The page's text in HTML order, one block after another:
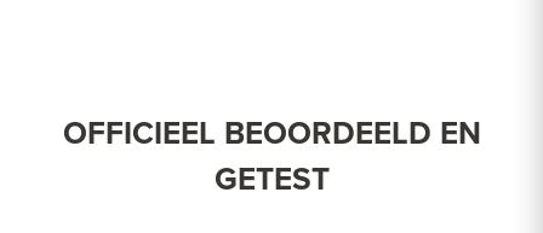
OFFICIEEL BEOORDEELD EN
GETEST